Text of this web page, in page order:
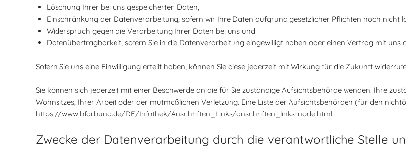
Löschung Ihrer bei uns gespeicherten Daten,
Einschränkung der Datenverarbeitung, sofern wir Ihre Daten aufgrund gesetzlicher Pflichten noch nicht
Widerspruch gegen die Verarbeitung Ihrer Daten bei uns und
Datenübertragbarkeit, sofern Sie in die Datenverarbeitung eingewilligt haben oder einen Vertrag mit uns
Sofern Sie uns eine Einwilligung erteilt haben, können Sie diese jederzeit mit Wirkung für die Zukunft
Sie können sich jederzeit mit einer Beschwerde an die für Sie zuständige Aufsichtsbehörde wenden. Ihre
Wohnsitzes, Ihrer Arbeit oder der mutmaßlichen Verletzung. Eine Liste der Aufsichtsbehörden (für den
https://www.bfdi.bund.de/DE/Infothek/Anschriften_Links/anschriften_links-node.html.
Zwecke der Datenverarbeitung durch die verantwortliche Stelle